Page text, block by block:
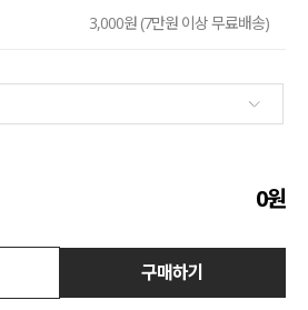
3,000원 (7만원 이상 무료배송)
0원
구매하기